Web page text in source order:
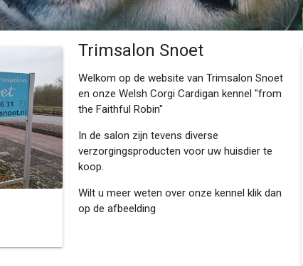
Trimsalon Snoet
Welkom op de website van Trimsalon Snoet
en onze Welsh Corgi Cardigan kennel "from
the Faithful Robin"
In de salon zijn tevens diverse
verzorgingsproducten voor uw huisdier te
koop.
Wilt u meer weten over onze kennel klik dan
op de afbeelding